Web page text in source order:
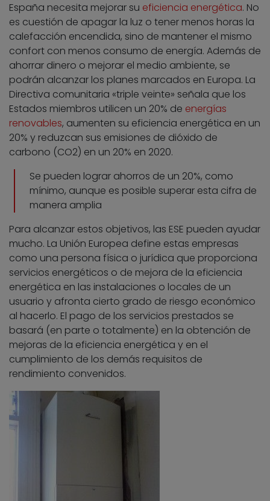
España necesita mejorar su eficiencia energética. No
es cuestión de apagar la luz o tener menos horas la
calefacción encendida, sino de mantener el mismo
confort con menos consumo de energía. Además de
ahorrar dinero o mejorar el medio ambiente, se
podrán alcanzar los planes marcados en Europa. La
Directiva comunitaria «triple veinte» señala que los
Estados miembros utilicen un 20% de energías
renovables, aumenten su eficiencia energética en un
20% y reduzcan sus emisiones de dióxido de
carbono (CO2) en un 20% en 2020.
Se pueden lograr ahorros de un 20%, como
mínimo, aunque es posible superar esta cifra de
manera amplia
Para alcanzar estos objetivos, las ESE pueden ayudar
mucho. La Unión Europea define estas empresas
como una persona física o jurídica que proporciona
servicios energéticos o de mejora de la eficiencia
energética en las instalaciones o locales de un
usuario y afronta cierto grado de riesgo económico
al hacerlo. El pago de los servicios prestados se
basará (en parte o totalmente) en la obtención de
mejoras de la eficiencia energética y en el
cumplimiento de los demás requisitos de
rendimiento convenidos.